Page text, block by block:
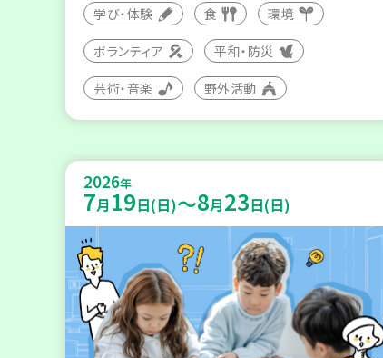
学び・体験 食 環境
ボランティア 平和・防災
芸術・音楽 野外活動
2026年
7月 19日(日)～8月23日(日)